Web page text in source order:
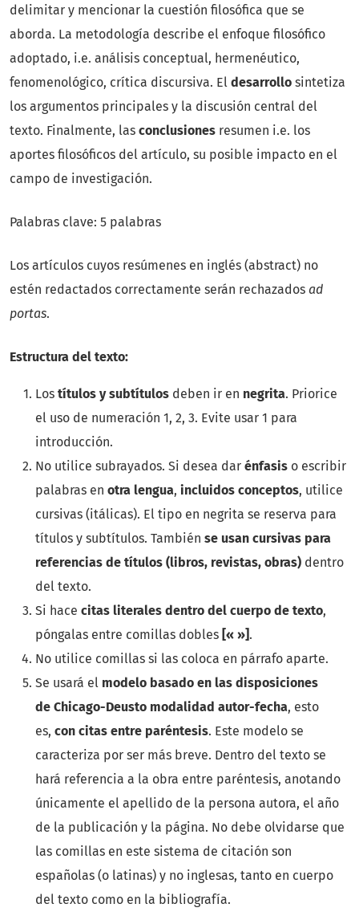
delimitar y mencionar la cuestión filosófica que se
aborda. La metodología describe el enfoque filosófico
adoptado, i.e. análisis conceptual, hermenéutico,
fenomenológico, crítica discursiva. El desarrollo sintetiza
los argumentos principales y la discusión central del
texto. Finalmente, las conclusiones resumen i.e. los
aportes filosóficos del artículo, su posible impacto en el
campo de investigación.
Palabras clave: 5 palabras
Los artículos cuyos resúmenes en inglés (abstract) no
estén redactados correctamente serán rechazados ad
portas.
Estructura del texto:
Los títulos y subtítulos deben ir en negrita. Priorice
el uso de numeración 1, 2, 3. Evite usar 1 para
introducción.
No utilice subrayados. Si desea dar énfasis o escribir
palabras en otra lengua, incluidos conceptos, utilice
cursivas (itálicas). El tipo en negrita se reserva para
títulos y subtítulos. También se usan cursivas para
referencias de títulos (libros, revistas, obras) dentro
del texto.
Si hace citas literales dentro del cuerpo de texto,
póngalas entre comillas dobles [« »] .
No utilice comillas si las coloca en párrafo aparte.
Se usará el modelo basado en las disposiciones
de Chicago-Deusto modalidad autor-fecha, esto
es, con citas entre paréntesis. Este modelo se
caracteriza por ser más breve. Dentro del texto se
hará referencia a la obra entre paréntesis, anotando
únicamente el apellido de la persona autora, el año
de la publicación y la página. No debe olvidarse que
las comillas en este sistema de citación son
españolas (o latinas) y no inglesas, tanto en cuerpo
del texto como en la bibliografía.